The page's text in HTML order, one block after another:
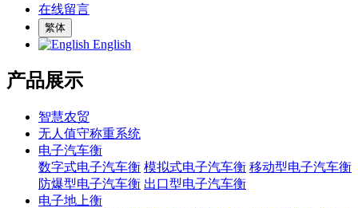
在线留言
繁体
English
产品展示
智慧农贸
无人值守称重系统
电子汽车衡
数字式电子汽车衡 模拟式电子汽车衡 移动型电子汽车衡
防爆型电子汽车衡 出口型电子汽车衡
电子地上衡